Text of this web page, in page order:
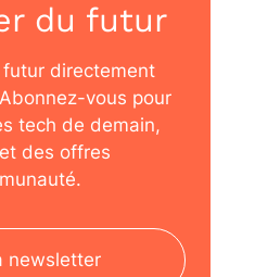
du futur
futur directement
vous pour
tech de demain,
des offres
newsletter